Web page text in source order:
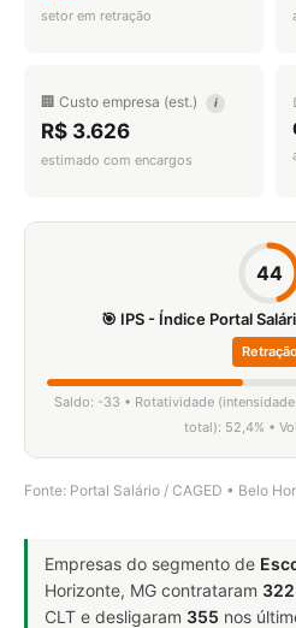
setor em retração
🏢 Custo empresa (est.) i
R$ 3.626
estimado com encargos
44
🎯 IPS - Índice Portal
Saldo: -33 • Rotatividade
total): 52,4% •
Fonte: Portal Salário / CAGED • Belo
Empresas do segmento de
Horizonte, MG contrataram 322
CLT e desligaram 355 nos